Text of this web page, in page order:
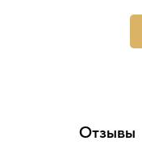
Отзывы